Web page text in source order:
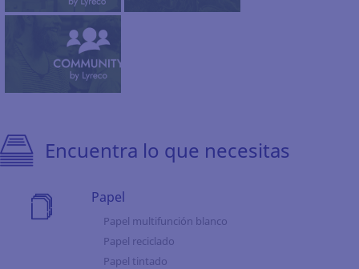
Encuentra lo que necesitas
Papel
Papel multifunción blanco
Papel reciclado
Papel tintado